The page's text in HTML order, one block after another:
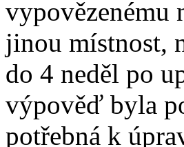
vypovězenému
jinou místnost,
do 4 neděl po
výpověď byla
potřebná k